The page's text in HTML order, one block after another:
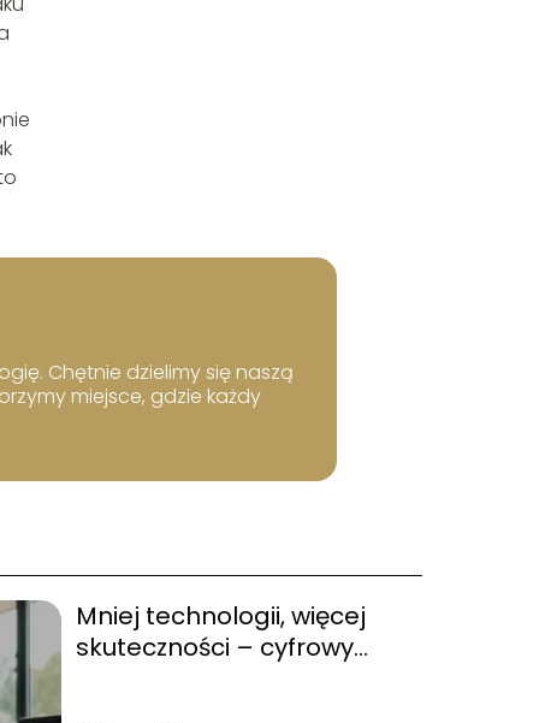
Chętnie dzielimy się naszą
miejsce, gdzie każdy
Mniej technologii, więcej
skuteczności – cyfrowy